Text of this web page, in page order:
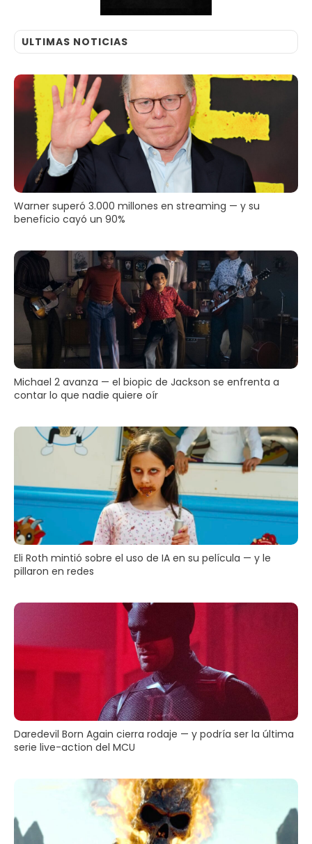
ULTIMAS NOTICIAS
Warner superó 3.000 millones en streaming — y su
beneficio cayó un 90%
Michael 2 avanza — el biopic de Jackson se enfrenta a
contar lo que nadie quiere oír
Eli Roth mintió sobre el uso de IA en su película — y le
pillaron en redes
Daredevil Born Again cierra rodaje — y podría ser la última
serie live-action del MCU